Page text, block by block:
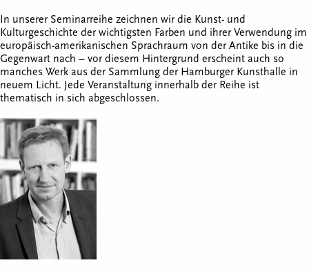
In unserer Seminarreihe zeichnen wir die Kunst- und
Kulturgeschichte der wichtigsten Farben und ihrer Verwendung im
europäisch-amerikanischen Sprachraum von der Antike bis in die
Gegenwart nach – vor diesem Hintergrund erscheint auch so
manches Werk aus der Sammlung der Hamburger Kunsthalle in
neuem Licht. Jede Veranstaltung innerhalb der Reihe ist
thematisch in sich abgeschlossen.